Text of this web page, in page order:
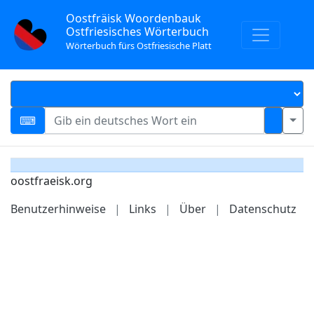
Oostfräisk Woordenbauk
Ostfriesisches Wörterbuch
Wörterbuch fürs Ostfriesische Platt
oostfraeisk.org
Benutzerhinweise
| Links | Über | Datenschutz